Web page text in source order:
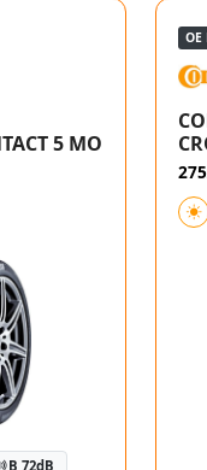
5 MO
B 72dB
OE